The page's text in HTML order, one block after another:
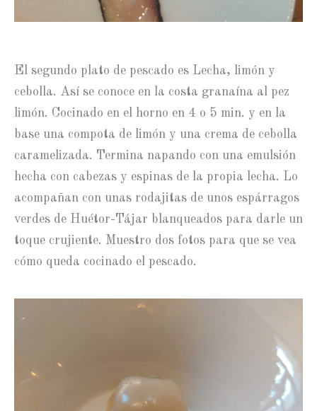
El segundo plato de pescado es Lecha, limón y
cebolla. Así se conoce en la costa granaína al pez
limón. Cocinado en el horno en 4 o 5 min. y en la
base una compota de limón y una crema de cebolla
caramelizada. Termina napando con una emulsión
hecha con cabezas y espinas de la propia lecha. Lo
acompañan con unas rodajitas de unos espárragos
verdes de Huétor-Tájar blanqueados para darle un
toque crujiente. Muestro dos fotos para que se vea
cómo queda cocinado el pescado.